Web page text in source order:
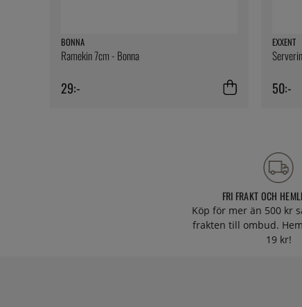
BONNA
Ramekin 7cm - Bonna
29:-
EXXENT
50:-
FRI FRAKT OCH
Köp för mer än 500 kr
frakten till ombud.
19 kr!